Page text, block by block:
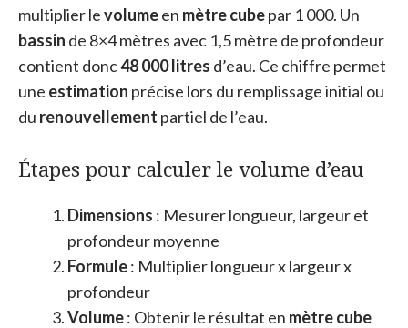
multiplier levolumeen mètre cubepar 1 000. Un
bassin de 8×4 mètres avec 1,5 mètre de profondeur
contient donc48 000 litres d’eau. Ce chiffre permet
une estimation précise lors du remplissage initial ou
du renouvellement partiel de l’eau.
Étapes pour calculer le volume d’eau
Dimensions : Mesurer longueur, largeur et
profondeur moyenne
Formule: Multiplier longueur x largeur x
profondeur
Volume: Obtenir le résultat en mètre cube